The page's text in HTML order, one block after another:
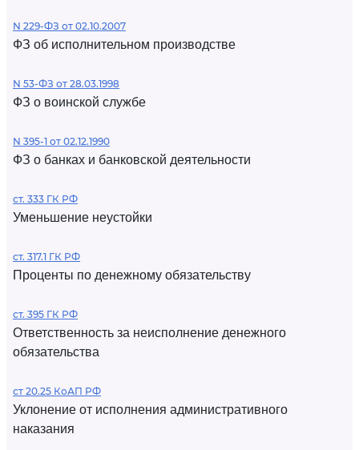
N 229-ФЗ от 02.10.2007
ФЗ об исполнительном производстве
N 53-ФЗ от 28.03.1998
ФЗ о воинской службе
N 395-1 от 02.12.1990
ФЗ о банках и банковской деятельности
ст. 333 ГК РФ
Уменьшение неустойки
ст. 317.1 ГК РФ
Проценты по денежному обязательству
ст. 395 ГК РФ
Ответственность за неисполнение денежного
обязательства
ст 20.25 КоАП РФ
Уклонение от исполнения административного
наказания